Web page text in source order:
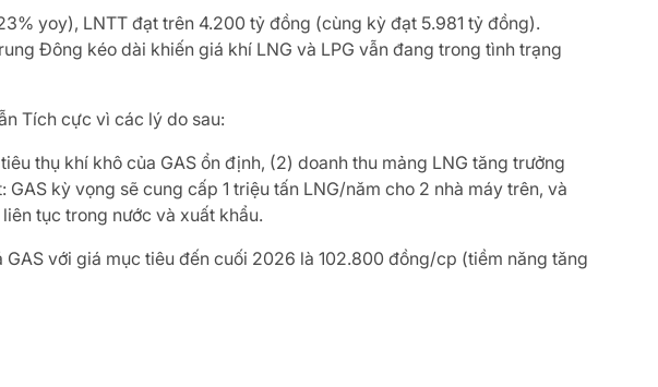
yoy), LNTT đạt trên 4.200 tỷ đồng (cùng kỳ đạt 5.981 tỷ đồng).
Đông kéo dài khiến giá khí LNG và LPG vẫn đang trong tình trạng
Tích cực vì các lý do sau:
thụ khí khô của GAS ổn định, (2) doanh thu mảng LNG tăng trưởng
kỳ vọng sẽ cung cấp 1 triệu tấn LNG/năm cho 2 nhà máy trên, và
tục trong nước và xuất khẩu.
với giá mục tiêu đến cuối 2026 là 102.800 đồng/cp (tiềm năng tăng